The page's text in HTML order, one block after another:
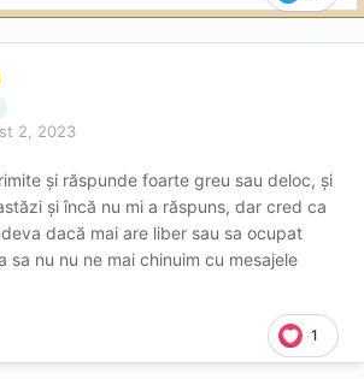
2, 2023
și răspunde foarte greu sau deloc, și
și încă nu mi a răspuns, dar cred ca
dacă mai are liber sau sa ocupat
sa nu nu ne mai chinuim cu mesajele
1